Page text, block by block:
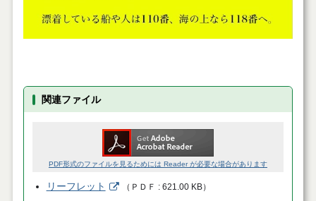
関連ファイル
PDF形式のファイルを見るためには Reader が必要な場合があります
リーフレット （ ＰＤＦ 621.00 KB）